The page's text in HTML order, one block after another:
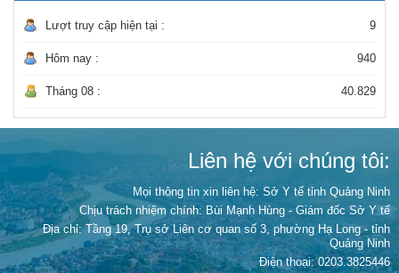
Lượt truy cập hiện tại : 9
Hôm nay : 940
Tháng 08 : 40.829
Liên hệ với chúng tôi:
Mọi thông tin xin liên hệ: Sở Y tế tỉnh Quảng Ninh
Chịu trách nhiệm chính: Bùi Mạnh Hùng - Giám đốc Sở Y tế
Địa chỉ: Tầng 19, Trụ sở Liên cơ quan số 3, phường Hạ Long - tỉnh
Quảng Ninh
Điện thoại: 0203.3825446